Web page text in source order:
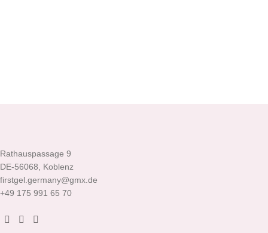
Rathauspassage 9
DE-56068, Koblenz
firstgel.germany@gmx.de
+49 175 991 65 70